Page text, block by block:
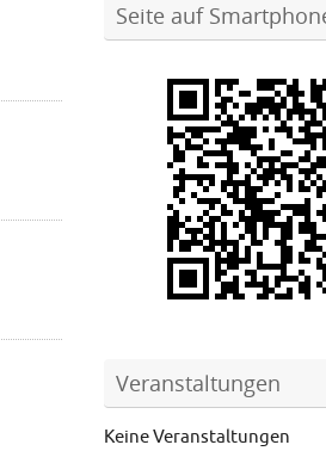
Seite auf
Veranstaltungen
Keine Veranstaltungen